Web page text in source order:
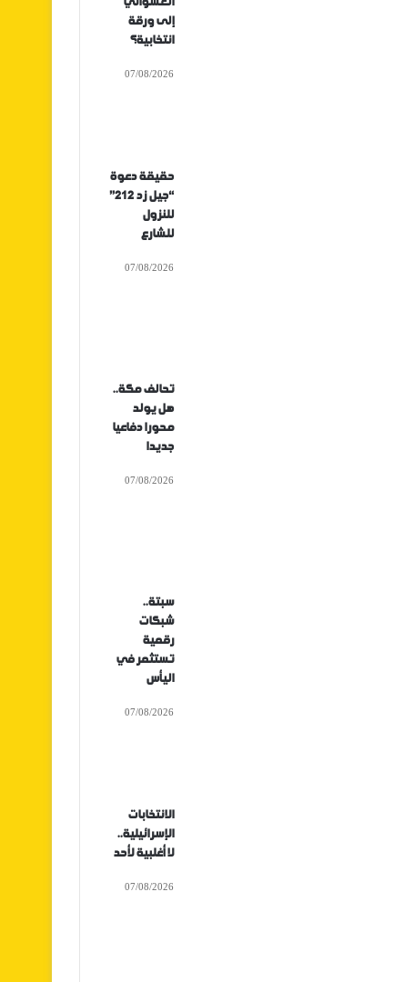
إلى ورقة
انتخابية؟
07/08/2026
حقيقة دعوة
“جيل زد 212”
للنزول
للشارع
07/08/2026
تحالف مكة..
هل يولد
محورا دفاعيا
جديدا
07/08/2026
سبتة..
شبكات
رقمية
تستثمر في
اليأس
07/08/2026
الانتخابات
الإسرائيلية..
لا أغلبية لأحد
07/08/2026